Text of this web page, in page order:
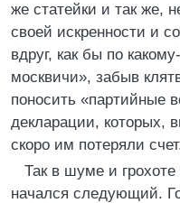
же статейки и так же,
своей искренности и
вдруг, как бы по
москвичи», забыв
поносить «партийные
декларации, которых,
скоро им потеряли
Так в шуме и
начался следующий.